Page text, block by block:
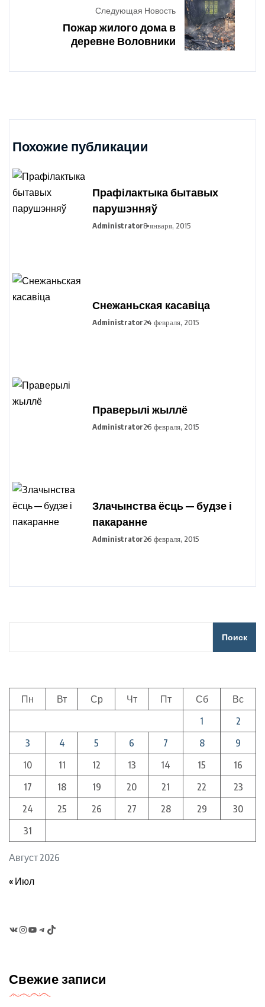
Следующая Новость
Пожар жилого дома в
деревне Воловники
Похожие публикации
Прафілактыка бытавых
парушэнняў
Administrator8 января, 2015
Снежаньская касавіца
Administrator24 февраля, 2015
Праверылі жыллё
Administrator26 февраля, 2015
Злачынства ёсць — будзе і
пакаранне
Administrator26 февраля, 2015
Поиск
Август 2026
Пн Вт Ср Чт Пт Сб
Вс
1
2
3
4 5 6 7 8
9
10
11 12 13 14 15
16
17
18 19 20 21 22
23
24
25 26 27 28 29
30
31
« Июл
Instagram
YouTubeTelegram
TikTok
Свежие записи